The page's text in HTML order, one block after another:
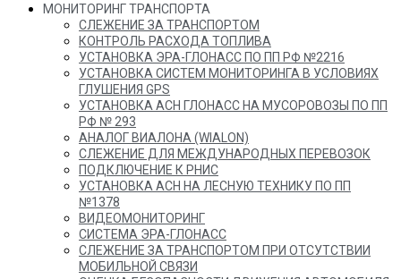
МОНИТОРИНГ ТРАНСПОРТА
СЛЕЖЕНИЕ ЗА ТРАНСПОРТОМ
КОНТРОЛЬ РАСХОДА ТОПЛИВА
УСТАНОВКА ЭРА-ГЛОНАСС ПО ПП РФ №2216
УСТАНОВКА СИСТЕМ МОНИТОРИНГА В УСЛОВИЯХ
ГЛУШЕНИЯ GPS
УСТАНОВКА АСН ГЛОНАСС НА МУСОРОВОЗЫ ПО ПП
РФ № 293
АНАЛОГ ВИАЛОНА (WIALON)
СЛЕЖЕНИЕ ДЛЯ МЕЖДУНАРОДНЫХ ПЕРЕВОЗОК
ПОДКЛЮЧЕНИЕ К РНИС
УСТАНОВКА АСН НА ЛЕСНУЮ ТЕХНИКУ ПО ПП
№1378
ВИДЕОМОНИТОРИНГ
СИСТЕМА ЭРА-ГЛОНАСС
СЛЕЖЕНИЕ ЗА ТРАНСПОРТОМ ПРИ ОТСУТСТВИИ
МОБИЛЬНОЙ СВЯЗИ